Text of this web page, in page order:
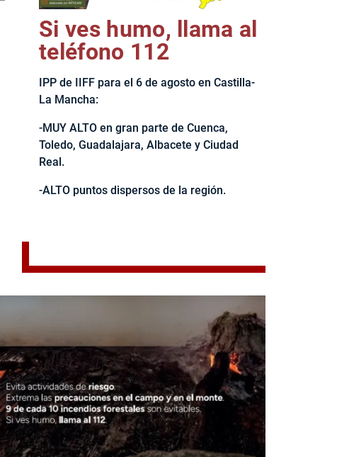
Si ves humo, llama al
teléfono 112
IPP de IIFF para el 6 de agosto en Castilla-
La Mancha:
-MUY ALTO en gran parte de Cuenca,
Toledo, Guadalajara, Albacete y Ciudad
Real.
-ALTO puntos dispersos de la región.